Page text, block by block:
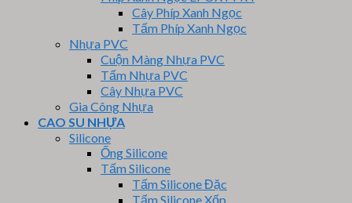
Cây Phíp Xanh Ngọc
Tấm Phíp Xanh Ngọc
Nhựa PVC
Cuộn Màng Nhựa PVC
Tấm Nhựa PVC
Cây Nhựa PVC
Gia Công Nhựa
CAO SU NHỰA
Silicone
Ống Silicone
Tấm Silicone
Tấm Silicone Đặc
Tấm Silicone Xốp